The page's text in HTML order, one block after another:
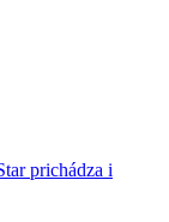
prichádza i